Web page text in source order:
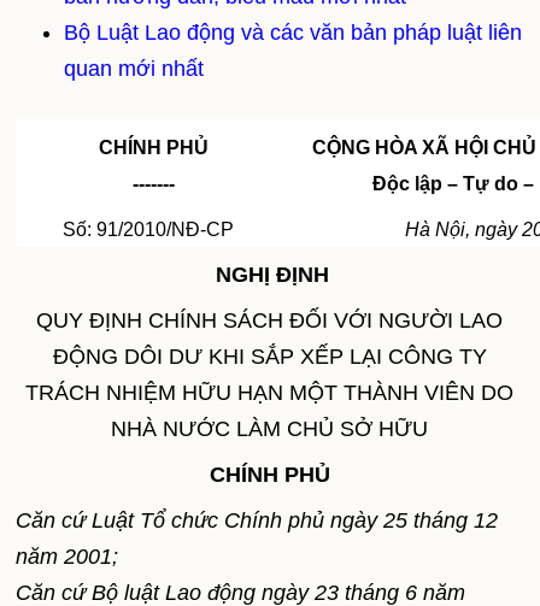
Bộ Luật Lao động và các văn bản pháp luật liên
quan mới nhất
CHÍNH PHỦ
-------
CỘNG HÒA XÃ HỘI
Độc lập – Tự do –
Số: 91/2010/NĐ-CP Hà Nội, ngày
NGHỊ ĐỊNH
QUY ĐỊNH CHÍNH SÁCH ĐỐI VỚI NGƯỜI LAO
ĐỘNG DÔI DƯ KHI SẮP XẾP LẠI CÔNG TY
TRÁCH NHIỆM HỮU HẠN MỘT THÀNH VIÊN DO
NHÀ NƯỚC LÀM CHỦ SỞ HỮU
CHÍNH PHỦ
Căn cứ Luật Tổ chức Chính phủ ngày 25 tháng 12
năm 2001;
Căn cứ Bộ luật Lao động ngày 23 tháng 6 năm